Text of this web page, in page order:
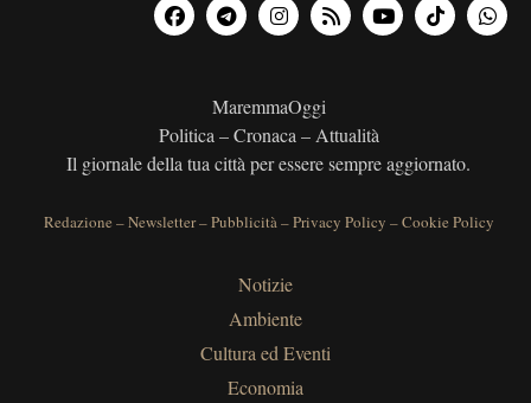
MaremmaOggi
Politica – Cronaca – Attualità
Il giornale della tua città per essere sempre aggiornato.
Redazione –Newsletter–Pubblicità–Privacy Policy –Cookie Policy
Notizie
Ambiente
Cultura ed Eventi
Economia